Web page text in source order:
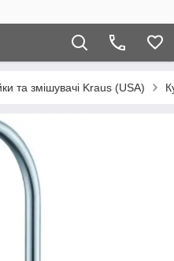
та змішувачі Kraus (USA)